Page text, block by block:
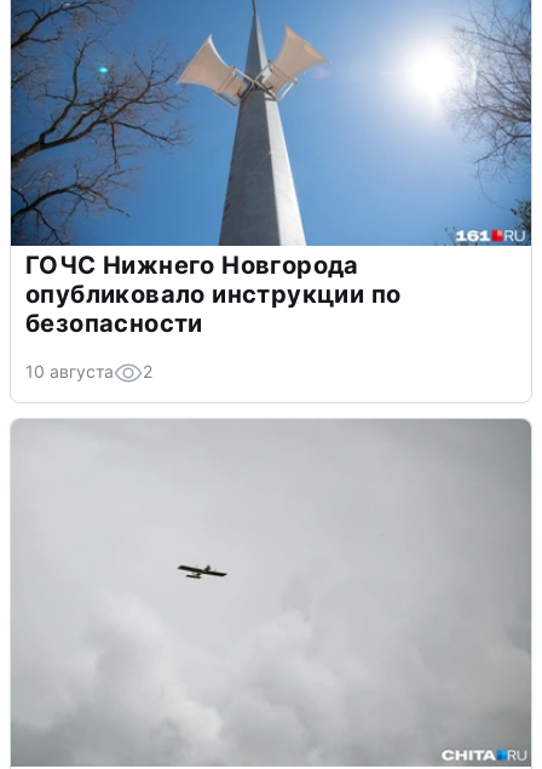
ГОЧС Нижнего Новгорода
опубликовало инструкции по
безопасности
10 августа 2